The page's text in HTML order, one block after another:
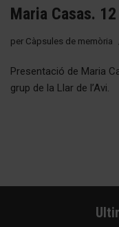
Maria Casas.
per Càpsules de memòria
Presentació de Maria
grup de la Llar de l’Avi.